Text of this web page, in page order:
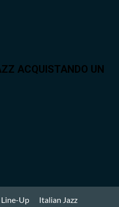
ACQUISTANDO UN
Line-Up
Italian Jazz